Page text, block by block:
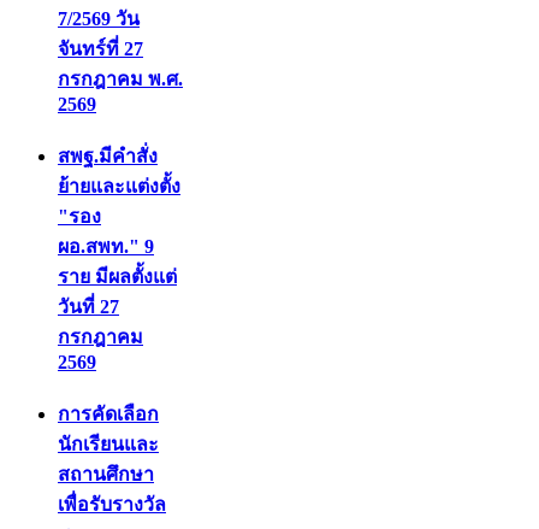
7/2569 วัน
จันทร์ที่ 27
กรกฎาคม พ.ศ.
2569
สพฐ.มีคำสั่ง
ย้ายและแต่งตั้ง
"รอง
ผอ.สพท." 9
ราย มีผลตั้งแต่
วันที่ 27
กรกฎาคม
2569
การคัดเลือก
นักเรียนและ
สถานศึกษา
เพื่อรับรางวัล